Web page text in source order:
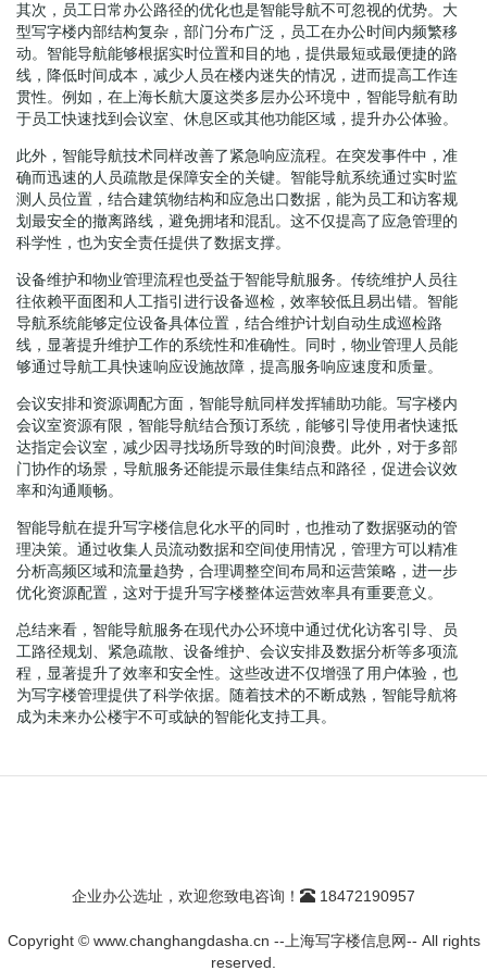
其次，员工日常办公路径的优化也是智能导航不可忽视的优势。大
型写字楼内部结构复杂，部门分布广泛，员工在办公时间内频繁移
动。智能导航能够根据实时位置和目的地，提供最短或最便捷的路
线，降低时间成本，减少人员在楼内迷失的情况，进而提高工作连
贯性。例如，在上海长航大厦这类多层办公环境中，智能导航有助
于员工快速找到会议室、休息区或其他功能区域，提升办公体验。
此外，智能导航技术同样改善了紧急响应流程。在突发事件中，准
确而迅速的人员疏散是保障安全的关键。智能导航系统通过实时监
测人员位置，结合建筑物结构和应急出口数据，能为员工和访客规
划最安全的撤离路线，避免拥堵和混乱。这不仅提高了应急管理的
科学性，也为安全责任提供了数据支撑。
设备维护和物业管理流程也受益于智能导航服务。传统维护人员往
往依赖平面图和人工指引进行设备巡检，效率较低且易出错。智能
导航系统能够定位设备具体位置，结合维护计划自动生成巡检路
线，显著提升维护工作的系统性和准确性。同时，物业管理人员能
够通过导航工具快速响应设施故障，提高服务响应速度和质量。
会议安排和资源调配方面，智能导航同样发挥辅助功能。写字楼内
会议室资源有限，智能导航结合预订系统，能够引导使用者快速抵
达指定会议室，减少因寻找场所导致的时间浪费。此外，对于多部
门协作的场景，导航服务还能提示最佳集结点和路径，促进会议效
率和沟通顺畅。
智能导航在提升写字楼信息化水平的同时，也推动了数据驱动的管
理决策。通过收集人员流动数据和空间使用情况，管理方可以精准
分析高频区域和流量趋势，合理调整空间布局和运营策略，进一步
优化资源配置，这对于提升写字楼整体运营效率具有重要意义。
总结来看，智能导航服务在现代办公环境中通过优化访客引导、员
工路径规划、紧急疏散、设备维护、会议安排及数据分析等多项流
程，显著提升了效率和安全性。这些改进不仅增强了用户体验，也
为写字楼管理提供了科学依据。随着技术的不断成熟，智能导航将
成为未来办公楼宇不可或缺的智能化支持工具。
企业办公选址，欢迎您致电咨询！ 18472190957
Copyright © www.changhangdasha.cn --上海写字楼信息网-- All rights
reserved.